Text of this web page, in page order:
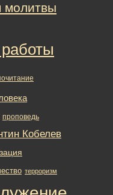
молитвы
проповедь
Кобелев
терроризм